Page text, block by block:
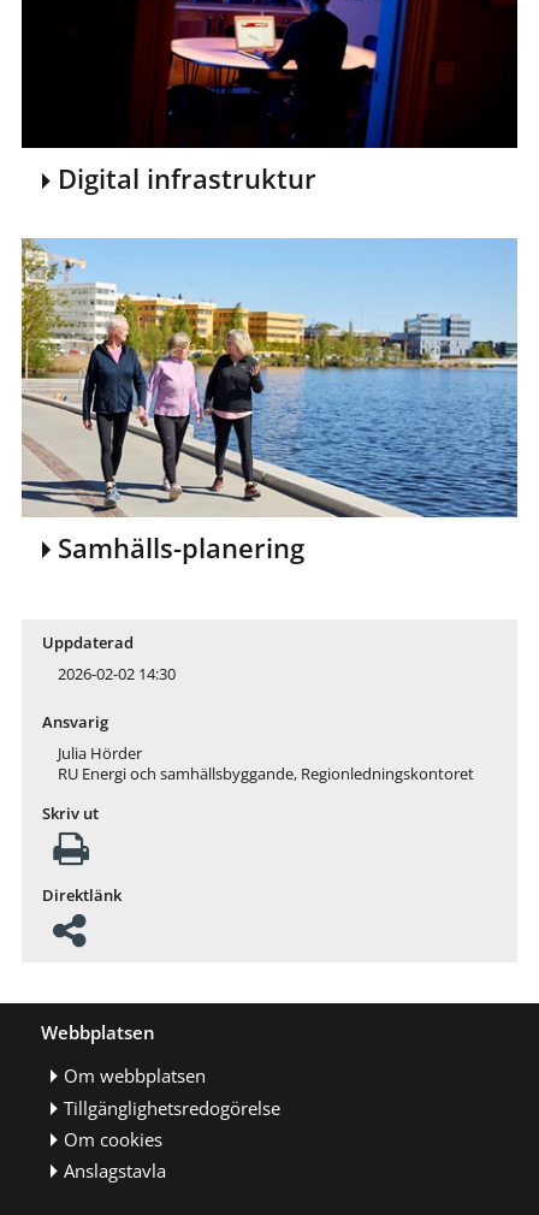
Digital infrastruktur
Samhälls-planering
Uppdaterad
2026-02-02 14:30
Ansvarig
Julia Hörder
RU Energi och samhällsbyggande, Regionledningskontoret
Skriv ut
Direktlänk
Webbplatsen
Om webbplatsen
Tillgänglighetsredogörelse
Om cookies
Anslagstavla